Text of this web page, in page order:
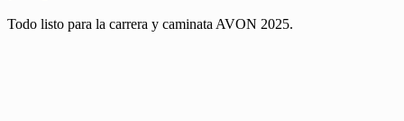
Todo listo para la carrera y caminata AVON 2025.